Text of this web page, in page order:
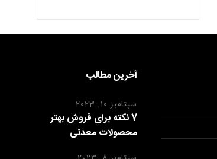
آخرین مطالب
سپتامبر 10, 2023
7 نکته برای فروش بهتر
محصولات معدنی